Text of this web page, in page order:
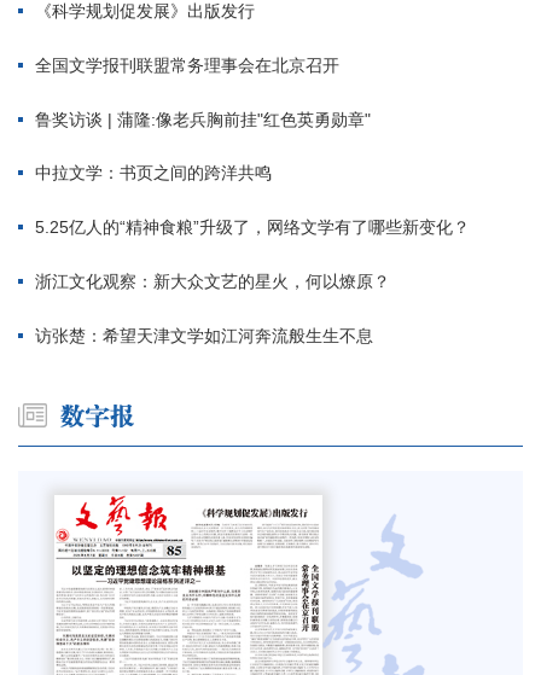
《科学规划促发展》出版发行
全国文学报刊联盟常务理事会在北京召开
鲁奖访谈 | 蒲隆:像老兵胸前挂"红色英勇勋章"
中拉文学：书页之间的跨洋共鸣
5.25亿人的“精神食粮”升级了，网络文学有了哪些新变化？
浙江文化观察：新大众文艺的星火，何以燎原？
访张楚：希望天津文学如江河奔流般生生不息